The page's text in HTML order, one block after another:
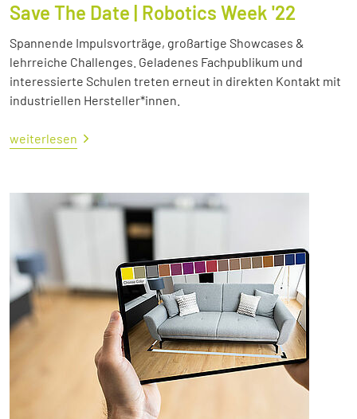
Save The Date | Robotics Week '22
Spannende Impulsvorträge, großartige Showcases &
lehrreiche Challenges. Geladenes Fachpublikum und
interessierte Schulen treten erneut in direkten Kontakt mit
industriellen Hersteller*innen.
weiterlesen